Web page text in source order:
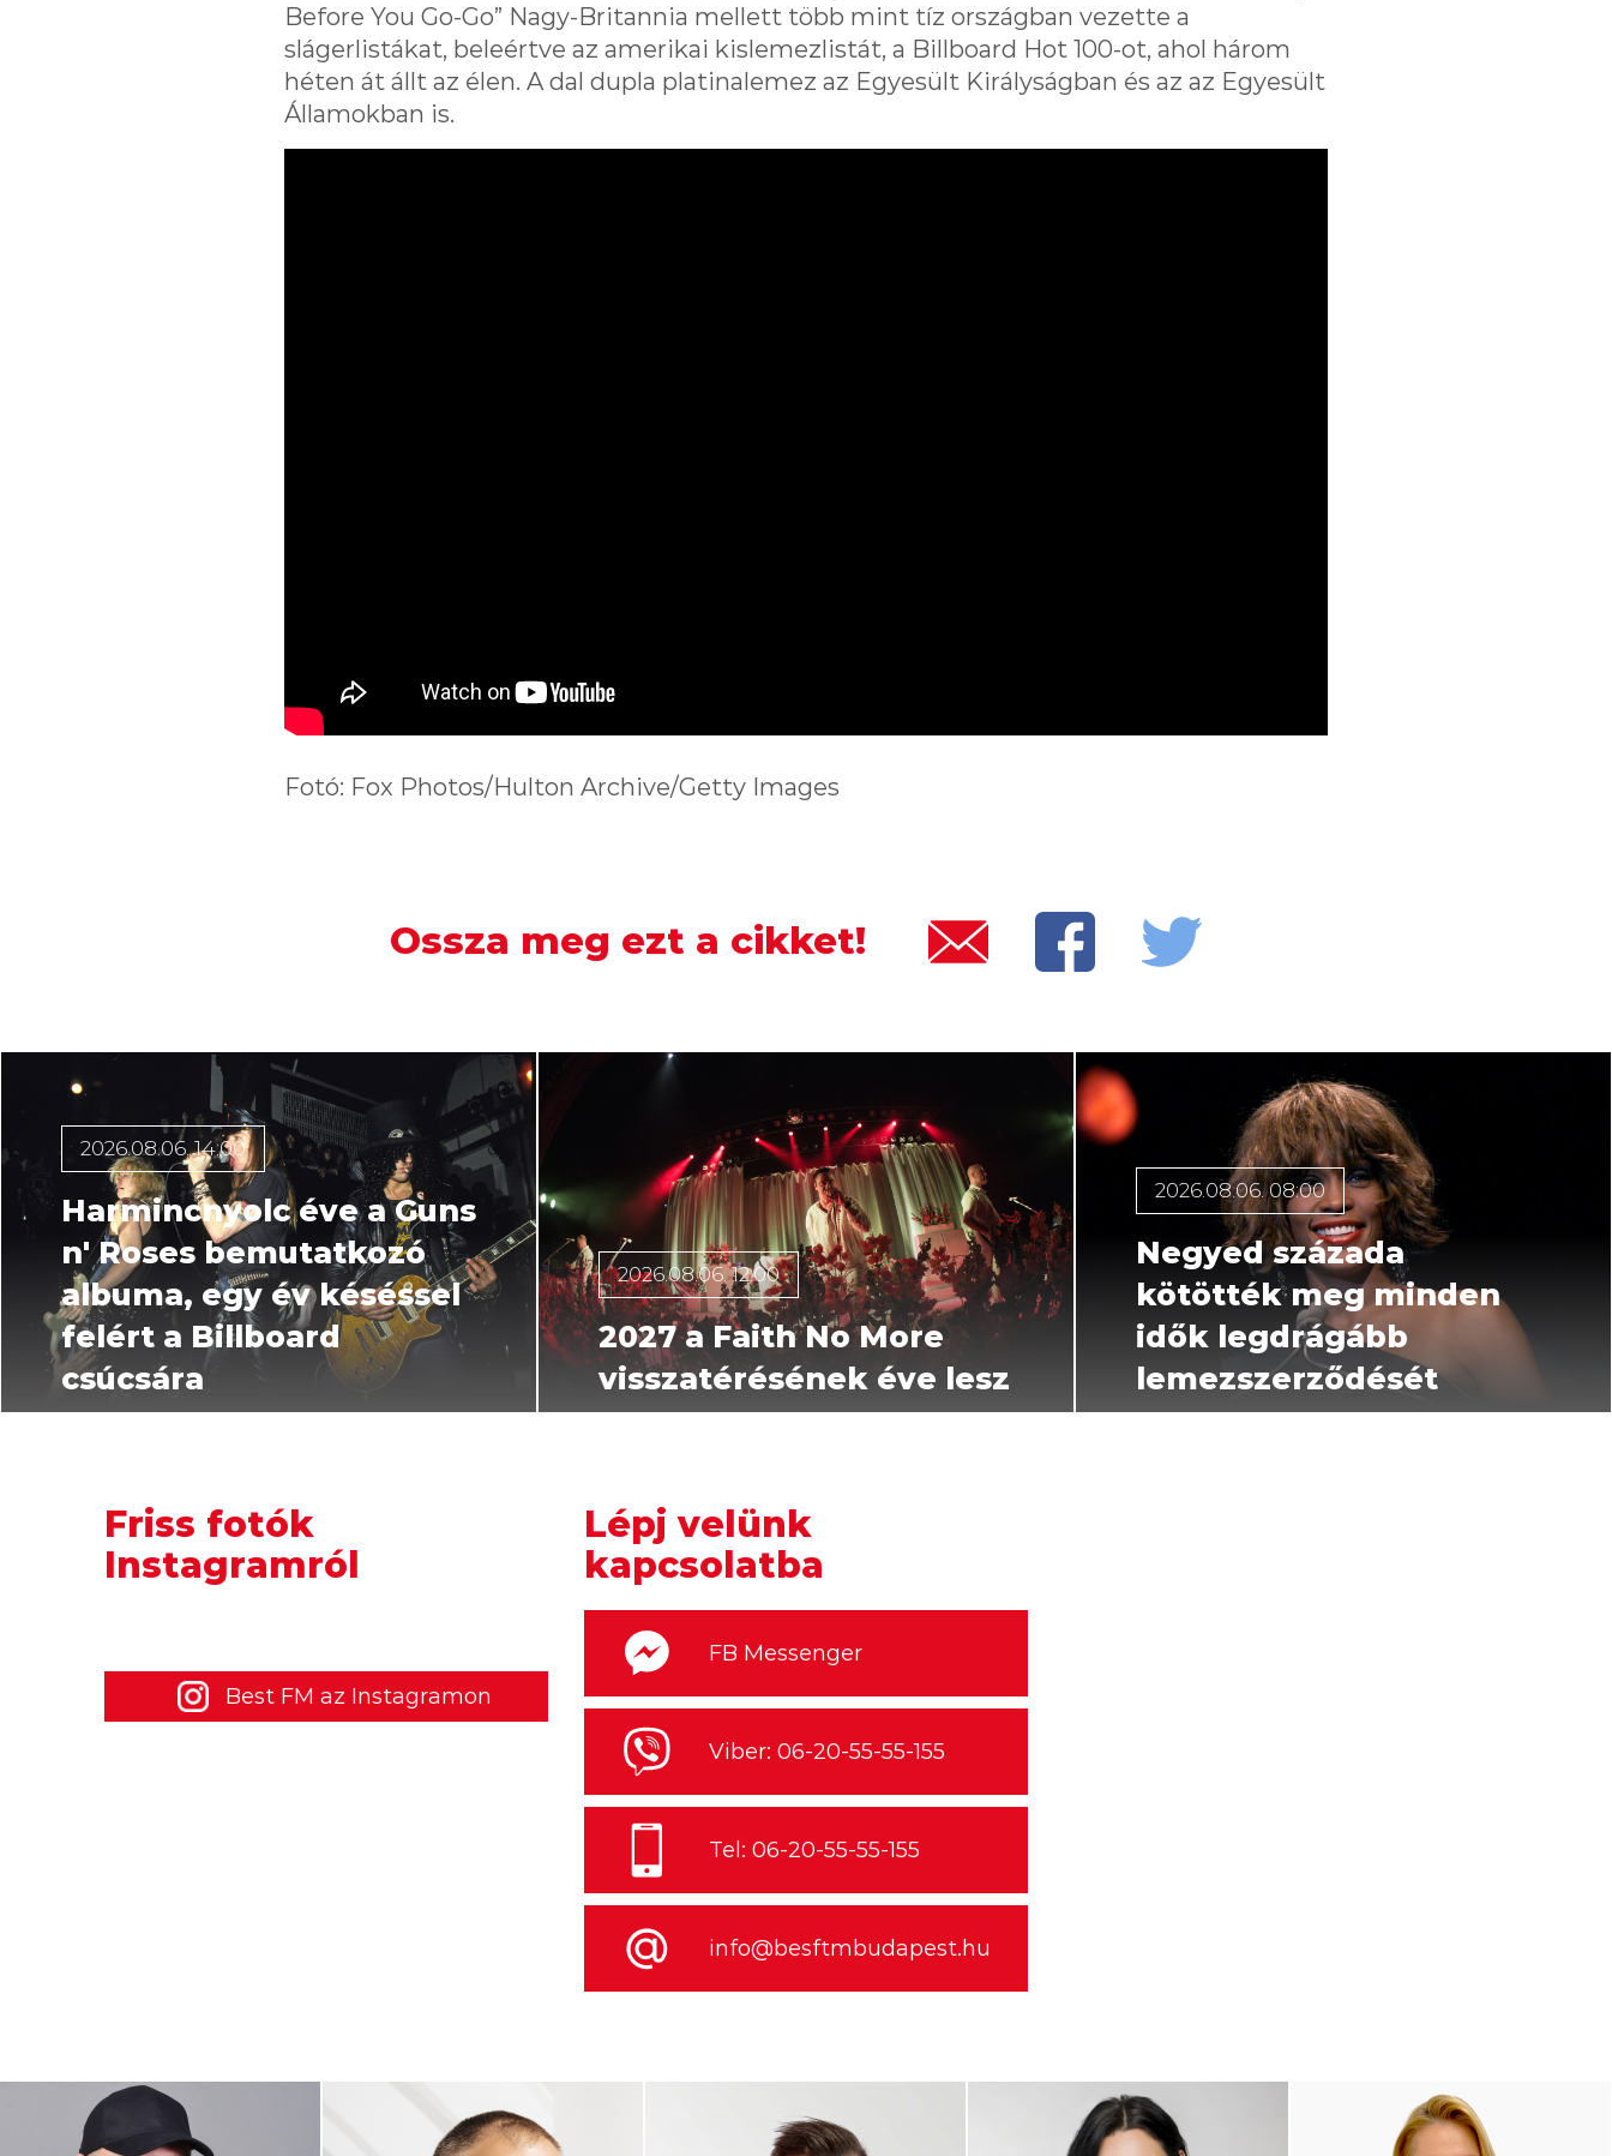
Before You Go-Go” Nagy-Britannia mellett több mint tíz országban vezette a
slágerlistákat, beleértve az amerikai kislemezlistát, a Billboard Hot 100-ot, ahol három
héten át állt az élen. A dal dupla platinalemez az Egyesült Királyságban és az az Egyesült
Államokban is.
Fotó: Fox Photos/Hulton Archive/Getty Images
Ossza meg ezt a cikket!
2026.08.06. 14:00
Harmincnyolc éve a Guns
n' Roses bemutatkozó
albuma, egy év késéssel
felért a Billboard
csúcsára
2026.08.06. 12:00
2027 a Faith No More
visszatérésének éve lesz
2026.08.06. 08:00
Negyed százada
kötötték meg minden
idők legdrágább
lemezszerződését
Friss fotók
Instagramról
Best FM az Instagramon
Lépj velünk
kapcsolatba
FB Messenger
Viber: 06-20-55-55-155
Tel: 06-20-55-55-155
info@besftmbudapest.hu